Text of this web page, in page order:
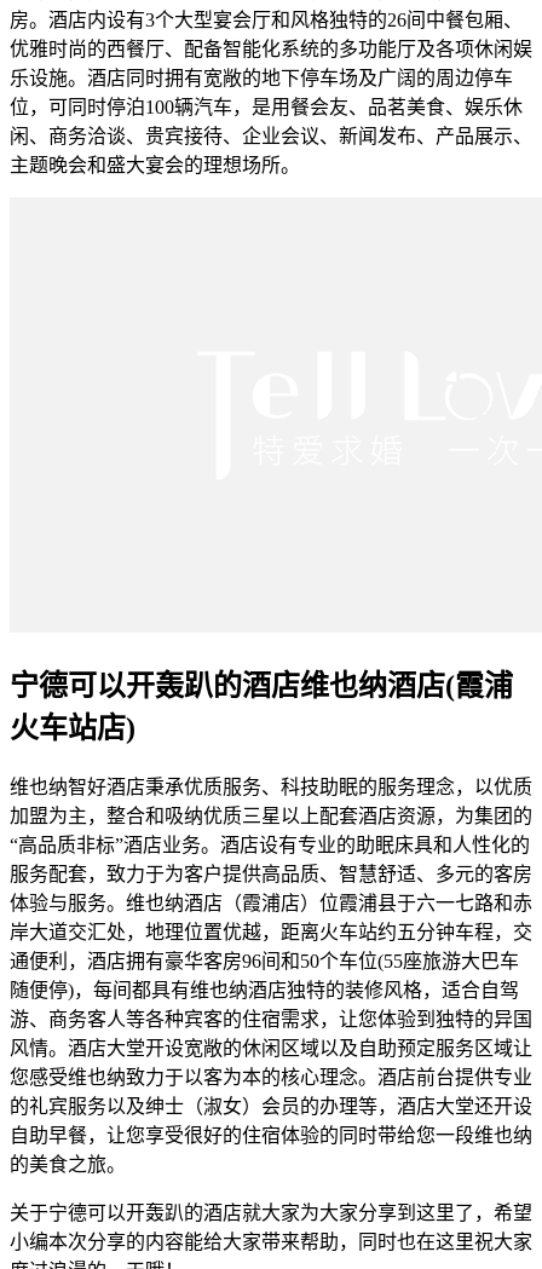
房。酒店内设有3个大型宴会厅和风格独特的26间中餐包厢、
优雅时尚的西餐厅、配备智能化系统的多功能厅及各项休闲娱
乐设施。酒店同时拥有宽敞的地下停车场及广阔的周边停车
位，可同时停泊100辆汽车，是用餐会友、品茗美食、娱乐休
闲、商务洽谈、贵宾接待、企业会议、新闻发布、产品展示、
主题晚会和盛大宴会的理想场所。
宁德可以开轰趴的酒店维也纳酒店(霞浦
火车站店)
维也纳智好酒店秉承优质服务、科技助眠的服务理念，以优质
加盟为主，整合和吸纳优质三星以上配套酒店资源，为集团的
“高品质非标”酒店业务。酒店设有专业的助眠床具和人性化的
服务配套，致力于为客户提供高品质、智慧舒适、多元的客房
体验与服务。维也纳酒店（霞浦店）位霞浦县于六一七路和赤
岸大道交汇处，地理位置优越，距离火车站约五分钟车程，交
通便利，酒店拥有豪华客房96间和50个车位(55座旅游大巴车
随便停)，每间都具有维也纳酒店独特的装修风格，适合自驾
游、商务客人等各种宾客的住宿需求，让您体验到独特的异国
风情。酒店大堂开设宽敞的休闲区域以及自助预定服务区域让
您感受维也纳致力于以客为本的核心理念。酒店前台提供专业
的礼宾服务以及绅士（淑女）会员的办理等，酒店大堂还开设
自助早餐，让您享受很好的住宿体验的同时带给您一段维也纳
的美食之旅。
关于宁德可以开轰趴的酒店就大家为大家分享到这里了，希望
小编本次分享的内容能给大家带来帮助，同时也在这里祝大家